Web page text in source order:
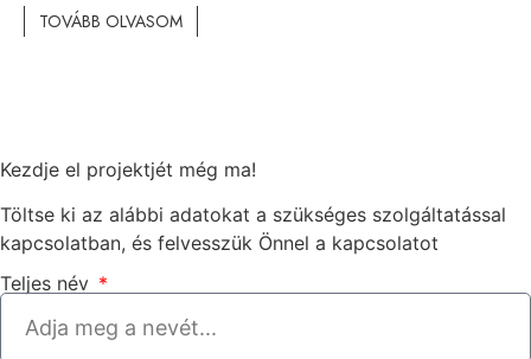
TOVÁBB OLVASOM
Kezdje el projektjét még ma!
Töltse ki az alábbi adatokat a szükséges szolgáltatással
kapcsolatban, és felvesszük Önnel a kapcsolatot
Teljes név